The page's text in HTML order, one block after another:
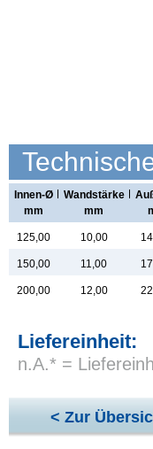
Innen-Ø
mm
Wandstärke
mm
125,00 10,00
150,00 11,00
200,00 12,00
Liefereinheit:
n.A.* =
< Zur